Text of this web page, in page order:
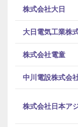
株式会社大日
大日電気工業株
株式会社電童
中川電設株式会
株式会社日本ア